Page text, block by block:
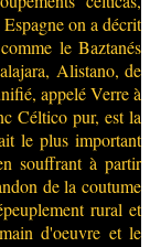
on a décrit
le Baztanés
Alistano, de
appelé Verre à
Céltico pur, est la
le plus important
souffrant à partir
de la coutume
rural et
d'oeuvre et le